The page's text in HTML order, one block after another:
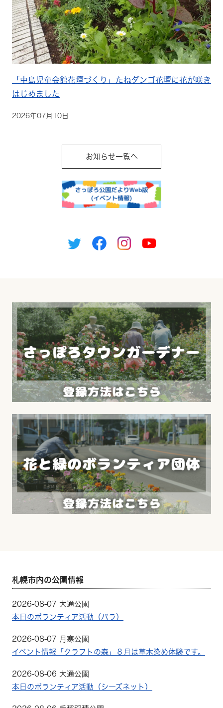
「中島児童会館花壇づくり」たねダンゴ花壇に花が咲き
はじめました
2026年07月10日
お知らせ一覧へ
札幌市内の公園情報
2026-08-07 大通公園
本日のボランティア活動（バラ）
2026-08-07 月寒公園
イベント情報「クラフトの森」８月は草木染め体験です。
2026-08-06 大通公園
本日のボランティア活動（シーズネット）